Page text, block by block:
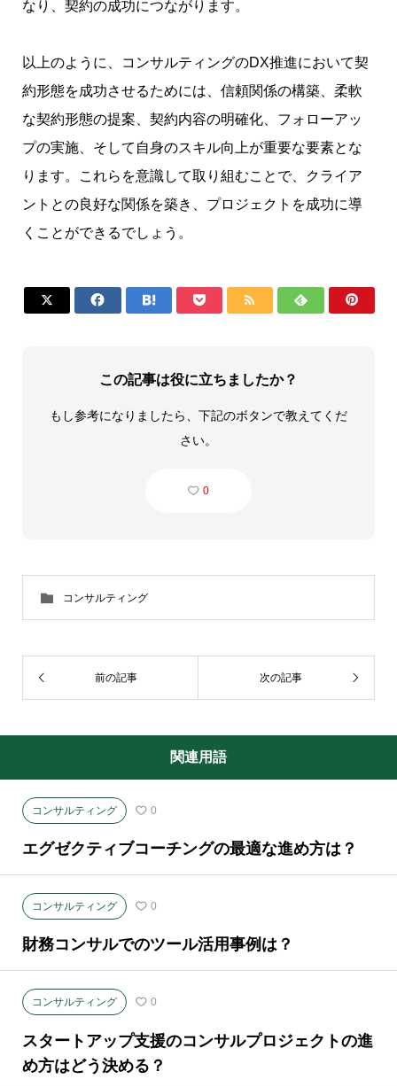
なり、契約の成功につながります。
以上のように、コンサルティングのDX推進において契
約形態を成功させるためには、信頼関係の構築、柔軟
な契約形態の提案、契約内容の明確化、フォローアッ
プの実施、そして自身のスキル向上が重要な要素とな
ります。これらを意識して取り組むことで、クライア
ントとの良好な関係を築き、プロジェクトを成功に導
くことができるでしょう。
      
この記事は役に立ちましたか？
もし参考になりましたら、下記のボタンで教えてくだ
さい。
0
コンサルティング
前の記事 次の記事
関連用語
コンサルティング 0
エグゼクティブコーチングの最適な進め方は？
コンサルティング 0
財務コンサルでのツール活用事例は？
コンサルティング 0
スタートアップ支援のコンサルプロジェクトの進
め方はどう決める？